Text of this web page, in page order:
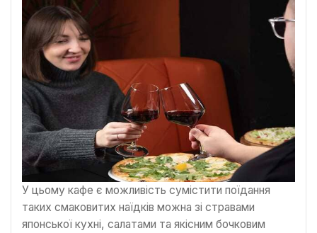
У цьому кафе є можливість сумістити поїдання
таких смаковитих наїдків можна зі стравами
японської кухні, салатами та якісним бочковим